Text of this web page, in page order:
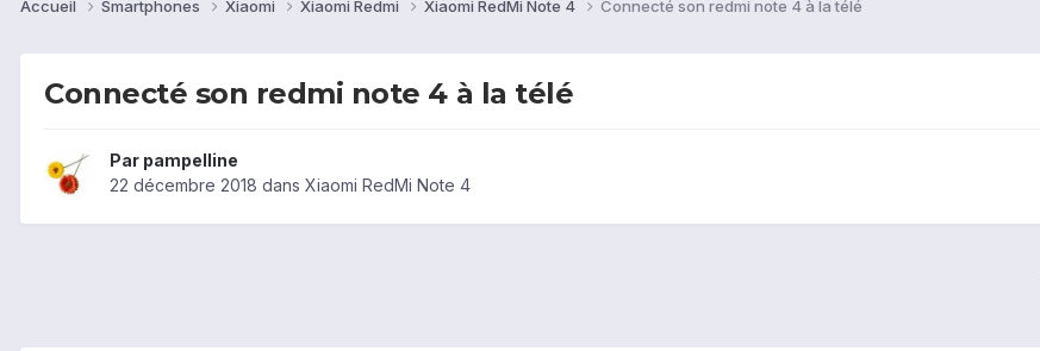
Accueil Smartphones Xiaomi Xiaomi Redmi Xiaomi RedMi Note 4 Connecté son redmi note 4 à la télé
Connecté son redmi note 4 à la télé
Par pampelline
22 décembre 2018 dans Xiaomi RedMi Note 4